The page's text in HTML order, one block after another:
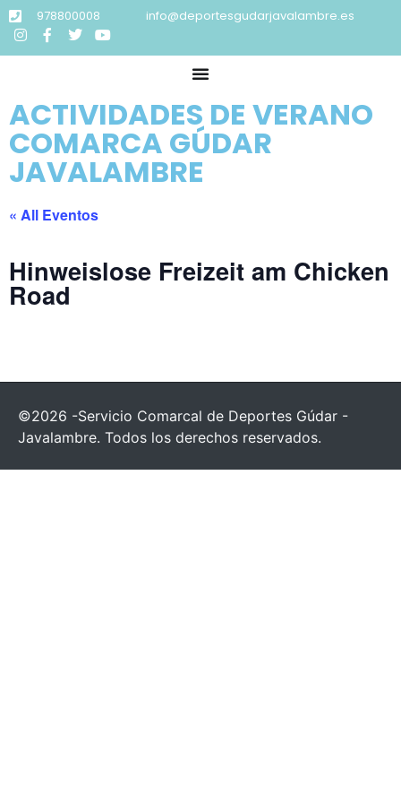
978800008 info@deportesgudarjavalambre.es
ACTIVIDADES DE VERANO
COMARCA GÚDAR
JAVALAMBRE
« All Eventos
Hinweislose Freizeit am Chicken
Road
©2026 -Servicio Comarcal de Deportes Gúdar -
Javalambre. Todos los derechos reservados.